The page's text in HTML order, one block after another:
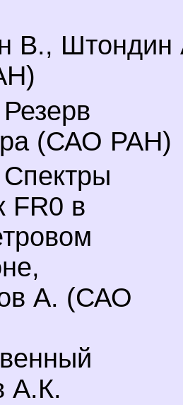
В., Штондин
Резерв
(САО РАН)
Спектры
FR0 в
А. (САО
А.К.